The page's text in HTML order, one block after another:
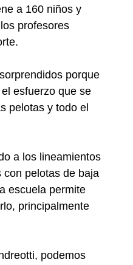
a 160 niños y
profesores
porque
esfuerzo que se
pelotas y todo el
a los lineamientos
con pelotas de baja
escuela permite
principalmente
podemos